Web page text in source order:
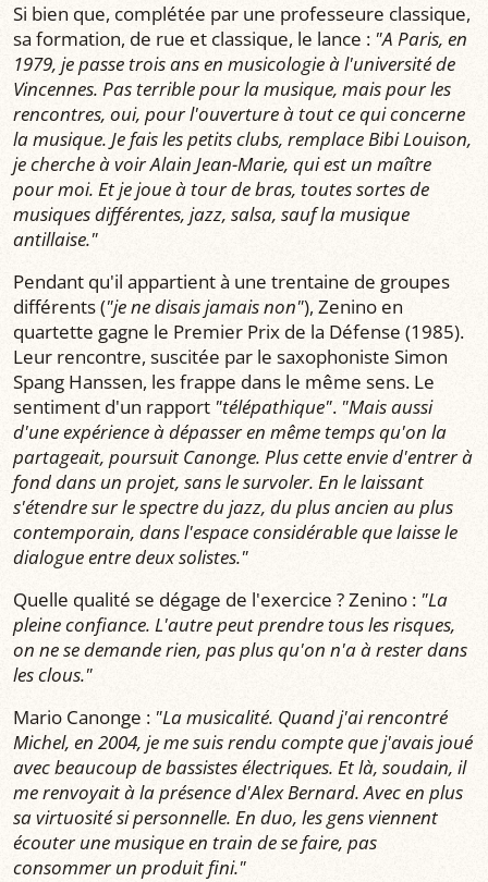
Si bien que, complétée par une professeure classique,
sa formation, de rue et classique, le lance : "A Paris, en
1979, je passe trois ans en musicologie à l'université de
Vincennes. Pas terrible pour la musique, mais pour les
rencontres, oui, pour l'ouverture à tout ce qui concerne
la musique. Je fais les petits clubs, remplace Bibi Louison,
je cherche à voir Alain Jean-Marie, qui est un maître
pour moi. Et je joue à tour de bras, toutes sortes de
musiques différentes, jazz, salsa, sauf la musique
antillaise."
Pendant qu'il appartient à une trentaine de groupes
différents ("je ne disais jamais non"), Zenino en
quartette gagne le Premier Prix de la Défense (1985).
Leur rencontre, suscitée par le saxophoniste Simon
Spang Hanssen, les frappe dans le même sens. Le
sentiment d'un rapport "télépathique". "Mais aussi
d'une expérience à dépasser en même temps qu'on la
partageait, poursuit Canonge. Plus cette envie d'entrer à
fond dans un projet, sans le survoler. En le laissant
s'étendre sur le spectre du jazz, du plus ancien au plus
contemporain, dans l'espace considérable que laisse le
dialogue entre deux solistes."
Quelle qualité se dégage de l'exercice ? Zenino : "La
pleine confiance. L'autre peut prendre tous les risques,
on ne se demande rien, pas plus qu'on n'a à rester dans
les clous."
Mario Canonge : "La musicalité. Quand j'ai rencontré
Michel, en 2004, je me suis rendu compte que j'avais joué
avec beaucoup de bassistes électriques. Et là, soudain, il
me renvoyait à la présence d'Alex Bernard. Avec en plus
sa virtuosité si personnelle. En duo, les gens viennent
écouter une musique en train de se faire, pas
consommer un produit fini."